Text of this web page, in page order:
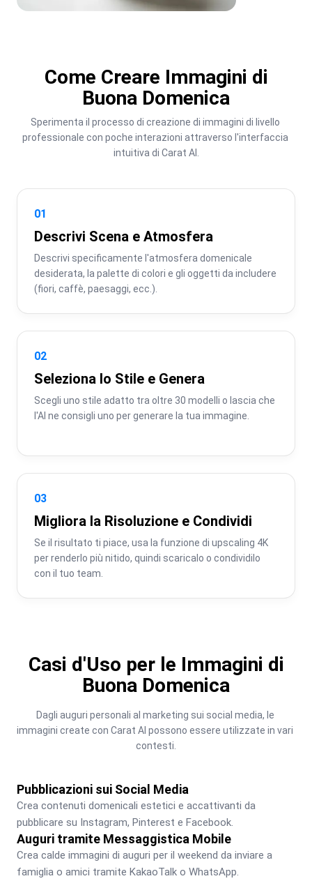
Come Creare Immagini di
Buona Domenica
Sperimenta il processo di creazione di immagini di livello
professionale con poche interazioni attraverso l'interfaccia
intuitiva di Carat AI.
01
Descrivi Scena e Atmosfera
Descrivi specificamente l'atmosfera domenicale
desiderata, la palette di colori e gli oggetti da includere
(fiori, caffè, paesaggi, ecc.).
02
Seleziona lo Stile e Genera
Scegli uno stile adatto tra oltre 30 modelli o lascia che
l'AI ne consigli uno per generare la tua immagine.
03
Migliora la Risoluzione e Condividi
Se il risultato ti piace, usa la funzione di upscaling 4K
per renderlo più nitido, quindi scaricalo o condividilo
con il tuo team.
Casi d'Uso per le Immagini di
Buona Domenica
Dagli auguri personali al marketing sui social media, le
immagini create con Carat AI possono essere utilizzate in vari
contesti.
Pubblicazioni sui Social Media
Crea contenuti domenicali estetici e accattivanti da
pubblicare su Instagram, Pinterest e Facebook.
Auguri tramite Messaggistica Mobile
Crea calde immagini di auguri per il weekend da inviare a
famiglia o amici tramite KakaoTalk o WhatsApp.